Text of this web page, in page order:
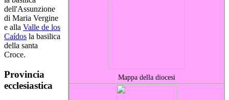
Mappa della diocesi
dell'Assunzione
di Maria Vergine
e alla Valle de los
Caídos la basilica
della santa
Croce.
Provincia
ecclesiastica